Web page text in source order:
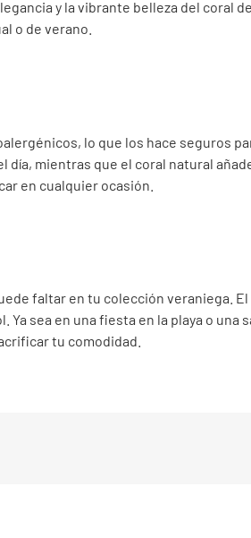
y la vibrante belleza del coral
o de verano.
lo que los hace seguros
mientras que el coral natural
en cualquier ocasión.
faltar en tu colección veraniega.
sea en una fiesta en la playa o una
tu comodidad.